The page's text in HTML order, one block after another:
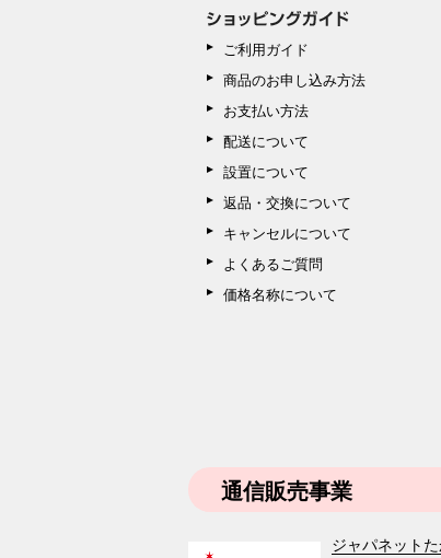
ご利用ガイド
商品のお申し込み方法
お支払い方法
配送について
設置について
返品・交換について
キャンセルについて
よくあるご質問
価格名称について
通信販売事業
ジャパネット